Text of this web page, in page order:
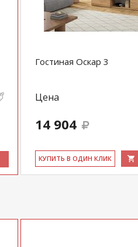
Гостиная Оскар 3
Цена
14 904
КУ­ПИТЬ В ОДИН КЛИК